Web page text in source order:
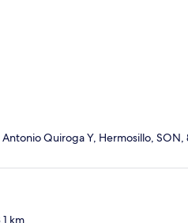
Quiroga Y, Hermosillo, SON,
km